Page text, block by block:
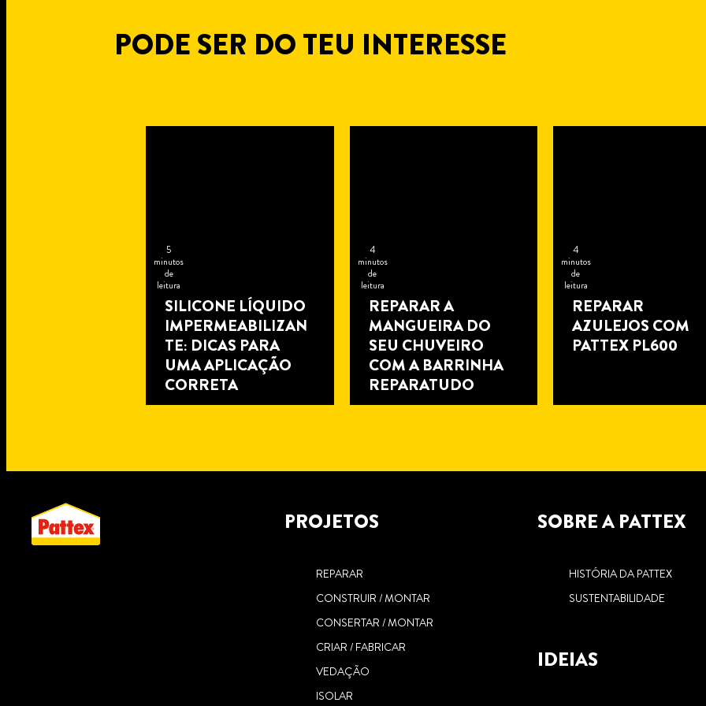
PODE SER DO TEU INTERESSE
5
minutos
de
leitura
SILICONE LÍQUIDO
IMPERMEABILIZAN
TE: DICAS PARA
UMA APLICAÇÃO
CORRETA
4
minutos
de
leitura
REPARAR A
MANGUEIRA DO
SEU CHUVEIRO
COM A BARRINHA
REPARATUDO
4
minutos
de
leitura
REPARAR
AZULEJOS COM
PATTEX PL600
leitura
SILICONE DE COR: A
COMBINAÇÃO
PERFEITA
de
leitura
NÃO SE MOLHE EM
DE BORRACHA
PROJETOS
REPARAR
CONSTRUIR / MONTAR
CONSERTAR / MONTAR
CRIAR / FABRICAR
VEDAÇÃO
ISOLAR
SOBRE A PATTEX
HISTÓRIA DA PATTEX
SUSTENTABILIDADE
IDEIAS